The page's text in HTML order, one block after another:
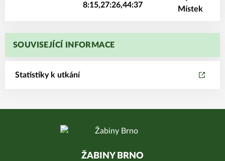
8:15,27:26,44:37
SOUVISEJÍCÍ INFORMACE
Statistiky k utkání
ŽABINY BRNO